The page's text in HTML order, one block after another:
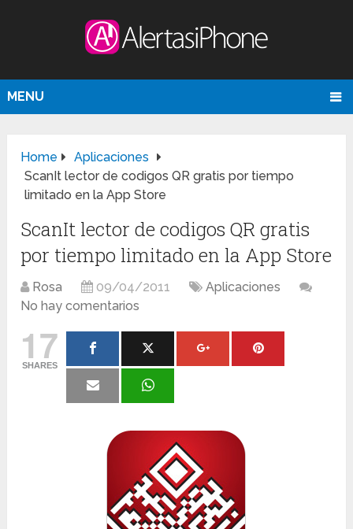
MENU
Home
Aplicaciones
ScanIt lector de codigos QR gratis por tiempo
limitado en la App Store
ScanIt lector de codigos QR gratis
por tiempo limitado en la App Store
Rosa 09/04/2011
Aplicaciones
No hay comentarios
17
SHARES